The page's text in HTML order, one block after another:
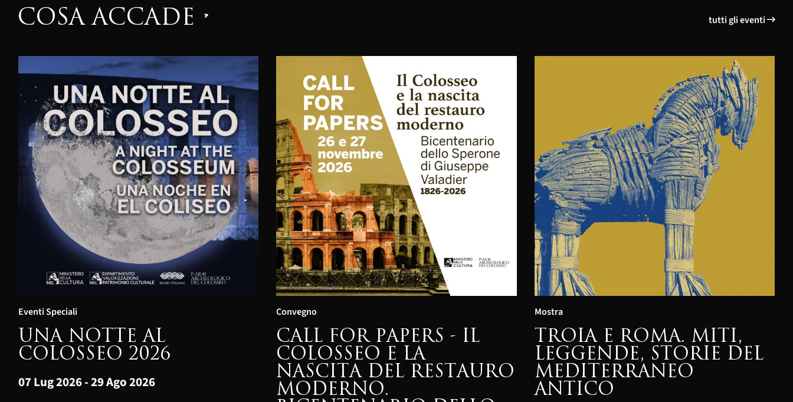
COSA ACCADE tutti gli eventi
Eventi Speciali
UNA NOTTE AL
COLOSSEO 2026
07 Lug 2026 - 29 Ago 2026
Convegno
CALL FOR PAPERS - IL
COLOSSEO E LA
NASCITA DEL RESTAURO
MODERNO.
Mostra
TROIA E ROMA. MITI,
LEGGENDE, STORIE DEL
MEDITERRANEO
ANTICO